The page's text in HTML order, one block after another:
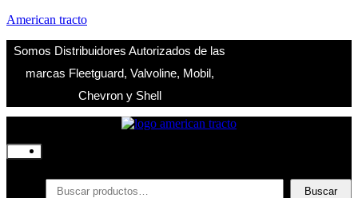
American tracto
Somos Distribuidores Autorizados de las
marcas Fleetguard, Valvoline, Mobil,
Chevron y Shell
Productos
Buscar